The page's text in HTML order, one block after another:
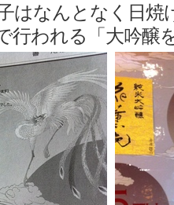
はなんとなく日焼
行われる「大吟醸